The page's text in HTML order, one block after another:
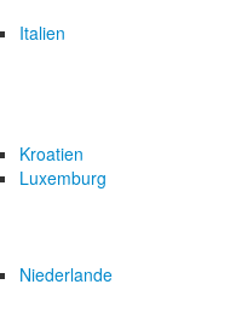
Italien
Kroatien
Luxemburg
Niederlande